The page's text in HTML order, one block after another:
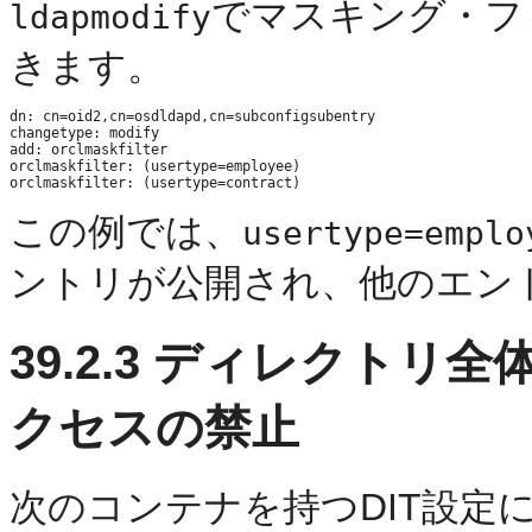
ldapmodifyでマスキング・
きます。
dn: cn=oid2,cn=osdldapd,cn=subconfigsubentry
changetype: modify
add: orclmaskfilter
orclmaskfilter: (usertype=employee)
この例では、
ントリが公開され、他のエ
39.2.3 ディレクトリ全
クセスの禁止
次のコンテナを持つDIT設定